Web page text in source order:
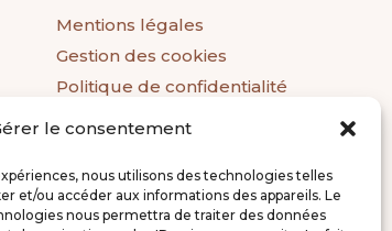
le consentement
nous utilisons des technologies telles
et/ou accéder aux informations des appareils. Le
nous permettra de traiter des données
Mentions légales
Gestion des cookies
Politique de confidentialité